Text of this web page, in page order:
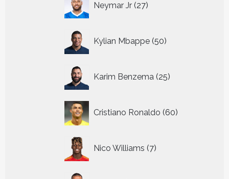
Neymar Jr 27
producten
Kylian Mbappe 50
producten
Karim Benzema 25
producten
Cristiano Ronaldo 60
producten
Nico Williams 7
producten